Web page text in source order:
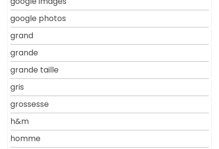
google photos
grand
grande
grande taille
gris
grossesse
h&m
homme